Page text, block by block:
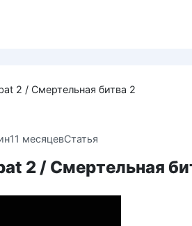
2 / Смертельная битва 2
11 месяцевСтатья
2 / Смертельная